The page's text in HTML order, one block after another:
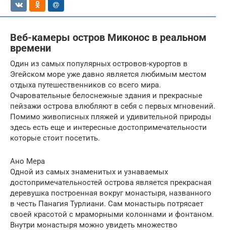
Веб-камеры остров Миконос в реальном
времени
Один из самых популярных островов-курортов в
Эгейском море уже давно является любимым местом
отдыха путешественников со всего мира.
Очаровательные белоснежные здания и прекрасные
пейзажи острова влюбляют в себя с первых мгновений.
Помимо живописных пляжей и удивительной природы
здесь есть еще и интересные достопримечательности
которые стоит посетить.
Ано Мера
Одной из самых знаменитых и узнаваемых
достопримечательностей острова является прекрасная
деревушка построенная вокруг монастыря, названного
в честь Панагия Турлиани. Сам монастырь потрясает
своей красотой с мраморными колоннами и фонтаном.
Внутри монастыря можно увидеть множество